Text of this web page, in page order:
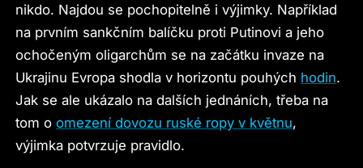
nikdo. Najdou se pochopitelně i výjimky. Například
na prvním sankčním balíčku proti Putinovi a jeho
ochočeným oligarchům se na začátku invaze na
Ukrajinu Evropa shodla v horizontu pouhých hodin.
Jak se ale ukázalo na dalších jednáních, třeba na
tom oomezení dovozu ruské ropy v květnu,
výjimka potvrzuje pravidlo.